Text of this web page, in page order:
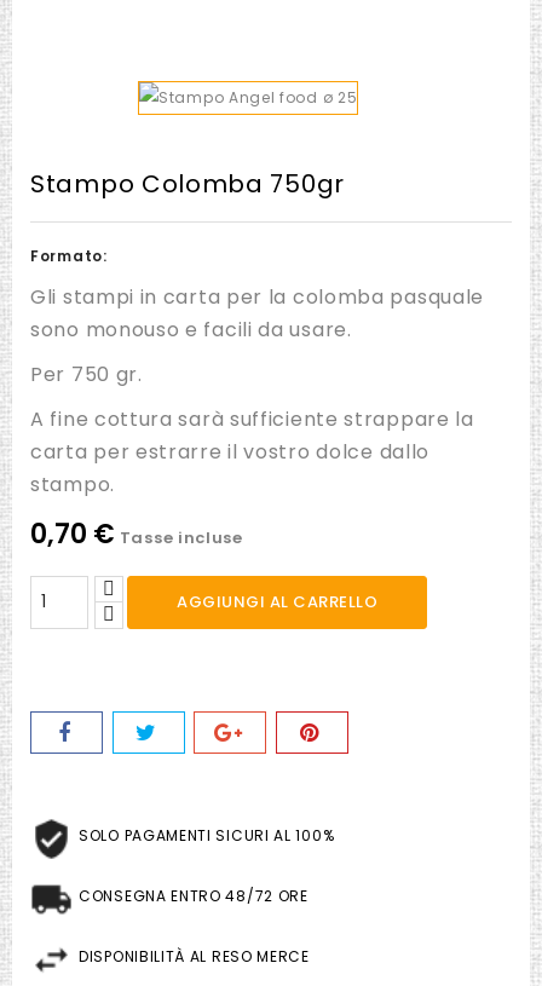
Stampo Colomba 750gr
Formato:
Gli stampi in carta per la colomba pasquale
sono monouso e facili da usare.
Per 750 gr.
A fine cottura sarà sufficiente strappare la
carta per estrarre il vostro dolce dallo
stampo.
0,70 € Tasse incluse
AGGIUNGI AL CARRELLO
SOLO PAGAMENTI SICURI AL 100%
CONSEGNA ENTRO 48/72 ORE
DISPONIBILITÀ AL RESO MERCE